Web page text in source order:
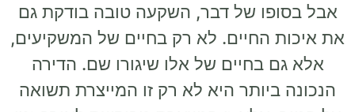
אבל בסופו של דבר, השקעה טובה בודקת גם
את איכות החיים. לא רק בחיים של המשקיעים,
אלא גם בחיים של אלו שיגורו שם. הדירה
הנכונה ביותר היא לא רק זו המייצרת תשואה